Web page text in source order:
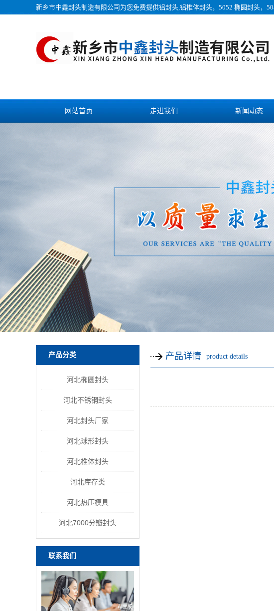
新乡市中鑫封头制造有限公司为您免费提供铝封头,铝椎体封头，5052 椭圆封头，
网站首页 走进我们 新闻动态
诚聘英才
产品分类
河北椭圆封头
河北不锈钢封头
河北封头厂家
河北球形封头
河北椎体封头
河北库存类
河北热压模具
河北7000分瓣封头
联系我们
产品详情 product details